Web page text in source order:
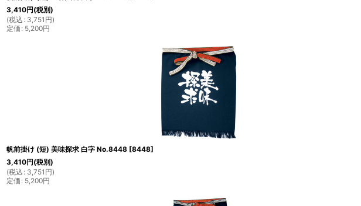
3,410円(税別)
(税込 : 3,751 円)
定価 : 5,200円
帆前掛け (短) 美味探求 白字 No.8448 [8448]
3,410円(税別)
(税込 : 3,751 円)
定価 : 5,200円